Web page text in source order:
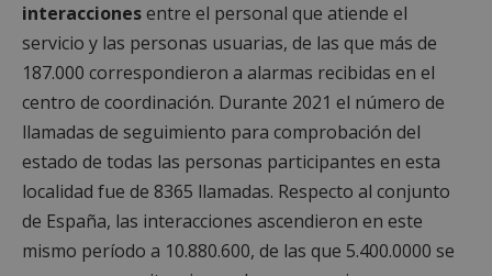
interaccionesentre el personal que atiende el
servicio y las personas usuarias, de las que más de
187.000 correspondieron a alarmas recibidas en el
centro de coordinación. Durante 2021 el número de
llamadas de seguimiento para comprobación del
estado de todas las personas participantes en esta
localidad fue de 8365 llamadas. Respecto al conjunto
de España, las interacciones ascendieron en este
mismo período a 10.880.600, de las que 5.400.0000 se